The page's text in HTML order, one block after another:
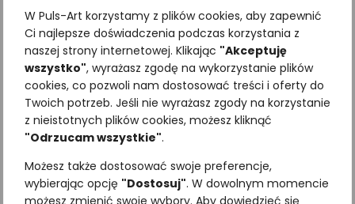
W Puls-Art korzystamy z plików cookies, aby zapewnić
Ci najlepsze doświadczenia podczas korzystania z
naszej strony internetowej. Klikając "Akceptuję
wszystko", wyrażasz zgodę na wykorzystanie plików
cookies, co pozwoli nam dostosować treści i oferty do
Twoich potrzeb. Jeśli nie wyrażasz zgody na korzystanie
z nieistotnych plików cookies, możesz kliknąć
"Odrzucam wszystkie".
Możesz także dostosować swoje preferencje,
wybierając opcję "Dostosuj". W dowolnym momencie
możesz zmienić swoje wybory. Aby dowiedzieć się
Najniższa cena z ostatnich 30
dni:
SKU:Brak danych
Kategorie:ILUSTRACJE,Ryby